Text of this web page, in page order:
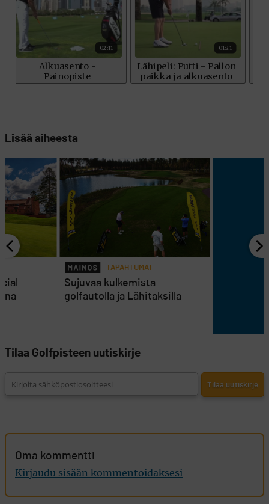
Lisää aiheesta
TAPAHTUMAT
Sujuvaa kulkemista
golfautolla ja Lähitaksilla
Tilaa Golfpisteen uutiskirje
Oma kommentti
Kirjaudu sisään kommentoidaksesi